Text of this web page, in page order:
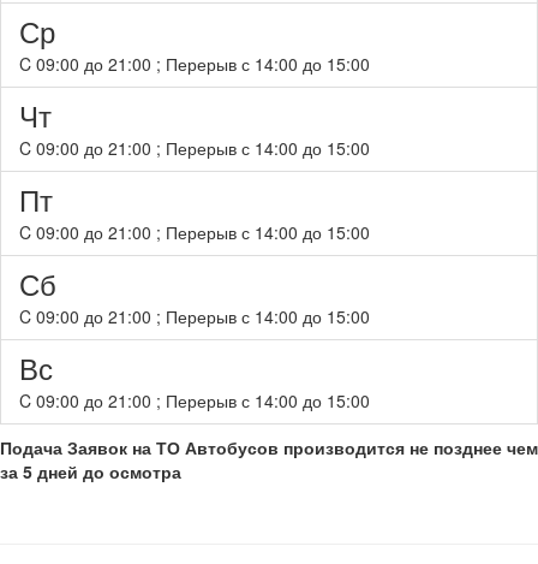
Ср
C 09:00 до 21:00 ; Перерыв с 14:00 до 15:00
Чт
C 09:00 до 21:00 ; Перерыв с 14:00 до 15:00
Пт
C 09:00 до 21:00 ; Перерыв с 14:00 до 15:00
Сб
C 09:00 до 21:00 ; Перерыв с 14:00 до 15:00
Вс
C 09:00 до 21:00 ; Перерыв с 14:00 до 15:00
Подача Заявок на ТО Автобусов производится не позднее чем
за 5 дней до осмотра